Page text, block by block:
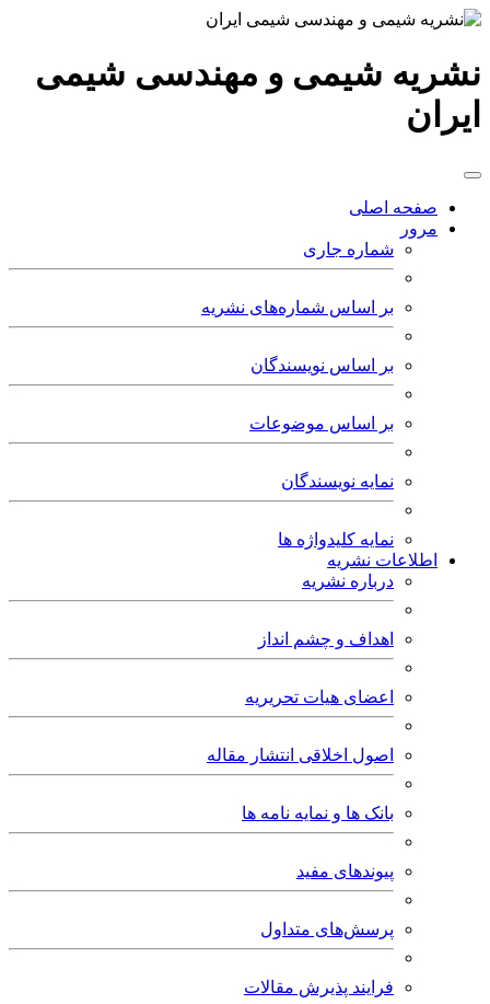
نشریه شیمی و مهندسی شیمی
ایران
صفحه اصلی
مرور
شماره جاری
بر اساس شماره‌های نشریه
بر اساس نویسندگان
بر اساس موضوعات
نمایه نویسندگان
نمایه کلیدواژه ها
اطلاعات نشریه
درباره نشریه
اهداف و چشم انداز
اعضای هیات تحریریه
اصول اخلاقی انتشار مقاله
بانک ها و نمایه نامه ها
پیوندهای مفید
پرسش‌های متداول
فرایند پذیرش مقالات